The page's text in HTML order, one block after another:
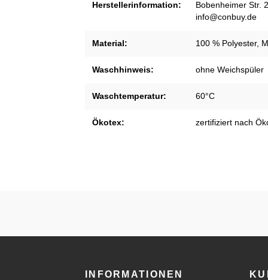
Herstellerinformation:
Bobenheimer Str.
info@conbuy.de
Material: 100 % Polyester,
Waschhinweis: ohne Weichspüler
Waschtemperatur: 60°C
Ökotex: zertifiziert nach
INFORMATIONEN